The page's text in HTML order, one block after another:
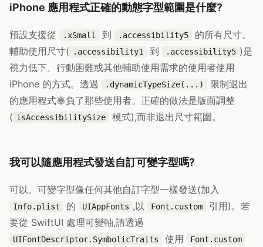
iPhone 應用程式正確的動態字型範圍是什麼?
預設支援從 .xSmall 到 .accessibility5
的所有尺寸。
輔助使用尺寸(
.accessibility1 到 .accessibility5 )是
視力低下、行動困難或其他輔助使用需求的使用者使用
iPhone 的方式。透過
.dynamicTypeSize(...)
限制退出
的應用程式辜負了那些使用者。正確的做法是版面調整
( isAccessibilitySize 模式),而非退出尺寸範圍。
我可以隨應用程式發送自訂可變字型嗎?
可以。可變字型像任何其他自訂字型一樣發送(加入
Info.plist 的 UIAppFonts ,以 Font.custom
引用)。若
要從 SwiftUI 處理可變軸,請透過
UIFontDescriptor.SymbolicTraits 使用 Font.custom